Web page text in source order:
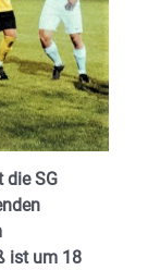
die SG
ist um 18